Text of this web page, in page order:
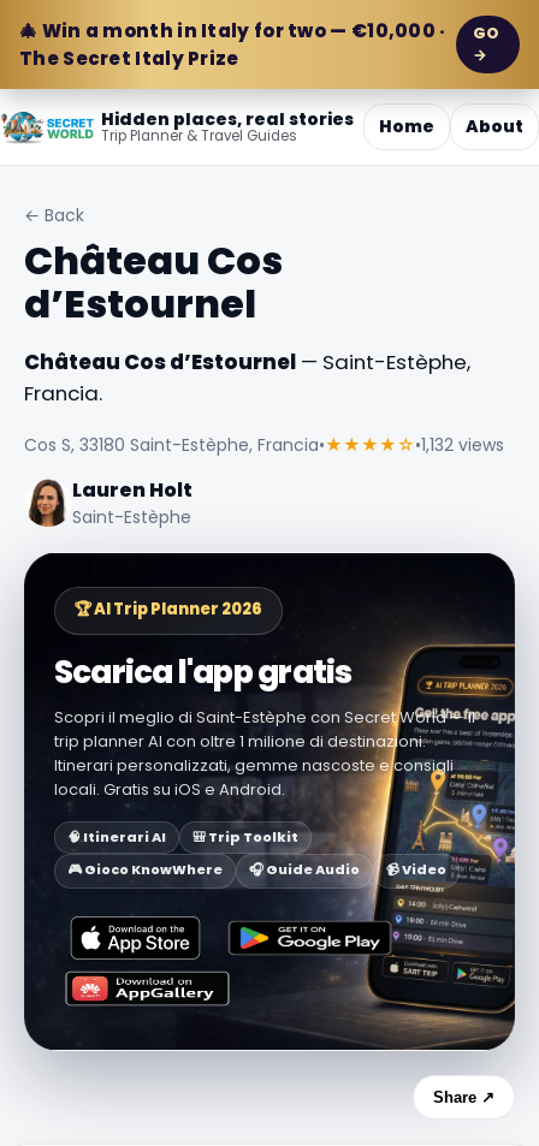
🎄 Win a month in Italy for two — €10,000 ·
The Secret Italy Prize
GO
→
Hidden places, real stories
Trip Planner & Travel Guides Home About
← Back
Château Cos
d’Estournel
Château Cos d’Estournel — Saint-Estèphe,
Francia.
Cos S, 33180 Saint-Estèphe, Francia•★★★★☆•1,132 views
Lauren Holt
Saint-Estèphe
🏆 AI Trip Planner 2026
Scarica l'app gratis
Scopri il meglio di Saint-Estèphe con Secret World — il
trip planner AI con oltre 1 milione di destinazioni.
Itinerari personalizzati, gemme nascoste e consigli
locali. Gratis su iOS e Android.
🧠 Itinerari AI
🎒 Trip Toolkit
🎮 Gioco KnowWhere
🎧 Guide Audio 📹 Video
Share ↗